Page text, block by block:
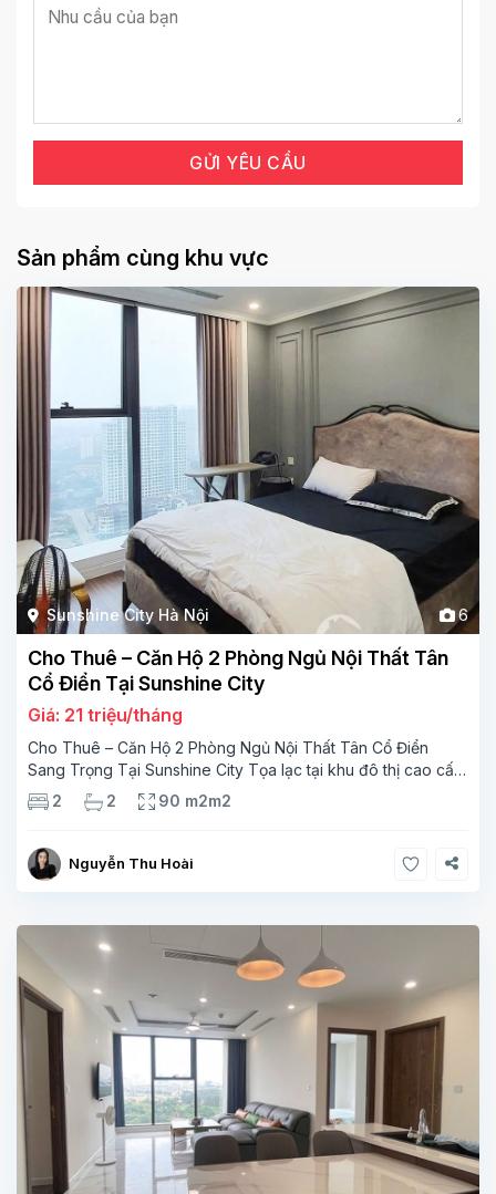
Sản phẩm cùng khu vực
Sunshine City Hà Nội 6
Cho Thuê – Căn Hộ 2 Phòng Ngủ Nội Thất Tân
Cổ Điển Tại Sunshine City
Giá: 21 triệu/tháng
Cho Thuê – Căn Hộ 2 Phòng Ngủ Nội Thất Tân Cổ Điển
Sang Trọng Tại Sunshine City Tọa lạc tại khu đô thị cao cấp
Sunshine City thuộc Ciputra Hà Nội, căn hộ được thiết kế tinh
tế với tổng
2 2 90 m2m2
Nguyễn Thu Hoài